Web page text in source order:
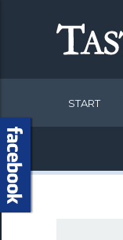
START